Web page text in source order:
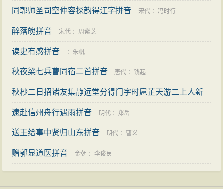
同郭师圣司空仲容探韵得江字拼音 宋代 ：冯时行
醉落魄拼音 宋代 ： 周紫芝
读史有感拼音 ：朱帆
秋夜梁七兵曹同宿二首拼音 唐代 ：钱起
秋杪二日招诸友集静远堂分得门字时扈芷天游二上人新
至拼音 ：范景文
逮赴信州舟行遇雨拼音 明代 ：郑岳
送王给事中贤归山东拼音 明代 ： 曹义
赠郭显道医拼音 金朝 ：李俊民